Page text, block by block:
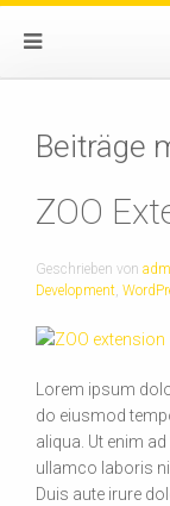
Beiträge
ZOO
Geschrieben von
Development,
Lorem ipsum
do eiusmod
aliqua. Ut enim
ullamco laboris
Duis aute irure